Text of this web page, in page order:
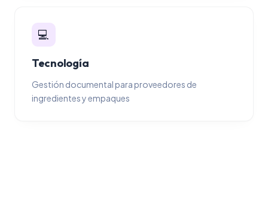
💻
Tecnología
Gestión documental para proveedores de
ingredientes y empaques